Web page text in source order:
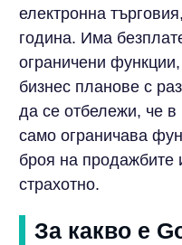
електронна
година. Има
ограничени
бизнес планове с
да се отбележи, че
само ограничава
броя на продажбите
страхотно.
За какво е